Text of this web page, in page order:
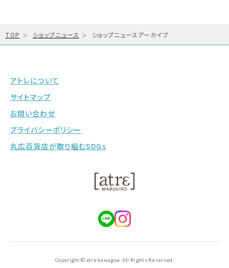
TOP ショップニュース ショップニュースアーカイブ
アトレについて
サイトマップ
お問い合わせ
プライバシーポリシー
丸広百貨店が取り組むSDGs
Copyright © atre kawagoe. All Rights Reserved.